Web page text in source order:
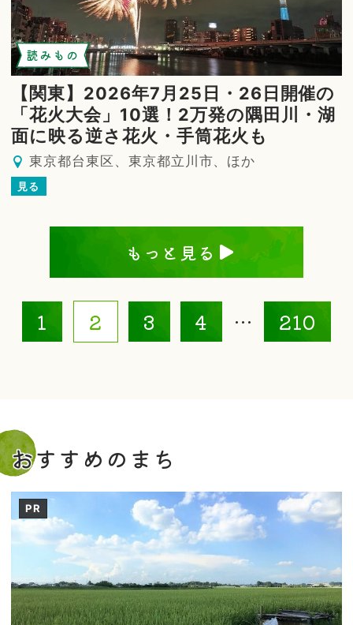
読みもの
【関東】2026年7月25日・26日開催の
「花火大会」10選！2万発の隅田川・湖
面に映る逆さ花火・手筒花火も
東京都台東区、東京都立川市、ほか
見る
もっと見る
1 2 3 4 … 210
おすすめのまち
PR